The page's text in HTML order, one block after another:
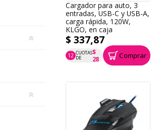
Cargador para auto, 3
entradas, USB-C y USB-A,
carga rápida, 120W,
KLGO, en caja
$ 337,87
12 CUOTAS
DE
$
28
P.T.F. $ 338 Comprar